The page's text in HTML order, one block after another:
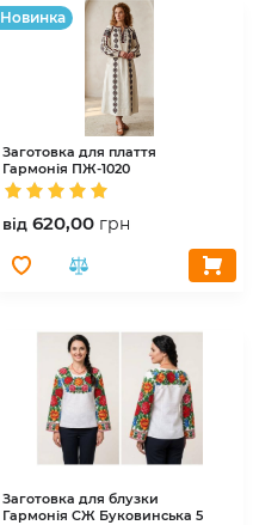
Hовинка
Заготовка для плаття
Гармонія ПЖ-1020
вiд 620,00 грн
Заготовка для блузки
Гармонія СЖ Буковинська 5